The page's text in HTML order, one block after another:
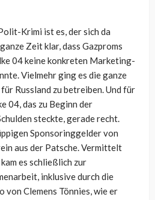
Krimi ist es, der sich da
Zeit klar, dass Gazproms
04 keine konkreten Marketing-
Vielmehr ging es die ganze
Russland zu betreiben. Und für
04, das zu Beginn der
steckte, gerade recht.
Sponsoringgelder von
aus der Patsche. Vermittelt
es schließlich zur
inklusive durch die
von Clemens Tönnies, wie er